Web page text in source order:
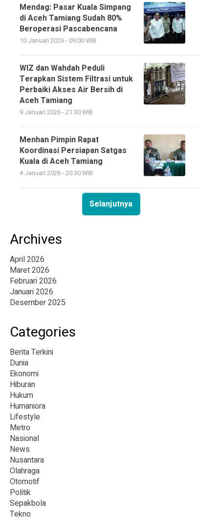
Mendag: Pasar Kuala Simpang
di Aceh Tamiang Sudah 80%
Beroperasi Pascabencana
10 Januari 2026 - 09:00 WIB
WIZ dan Wahdah Peduli
Terapkan Sistem Filtrasi untuk
Perbaiki Akses Air Bersih di
Aceh Tamiang
9 Januari 2026 - 21:30 WIB
Menhan Pimpin Rapat
Koordinasi Persiapan Satgas
Kuala di Aceh Tamiang
4 Januari 2026 - 20:30 WIB
Selanjutnya
Archives
April 2026
Maret 2026
Februari 2026
Januari 2026
Desember 2025
Categories
Berita Terkini
Dunia
Ekonomi
Hiburan
Hukum
Humaniora
Lifestyle
Metro
Nasional
News
Nusantara
Olahraga
Otomotif
Politik
Sepakbola
Tekno